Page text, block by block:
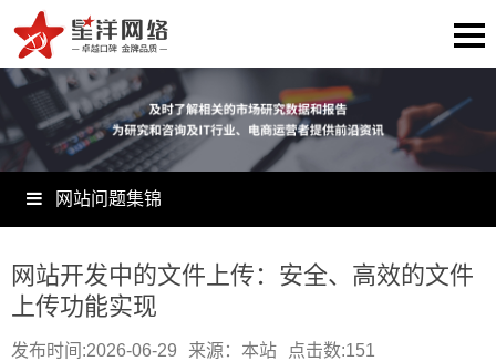
网站问题集锦
网站开发中的文件上传：安全、高效的文件
上传功能实现
发布时间:2026-06-29 来源：本站 点击数:151